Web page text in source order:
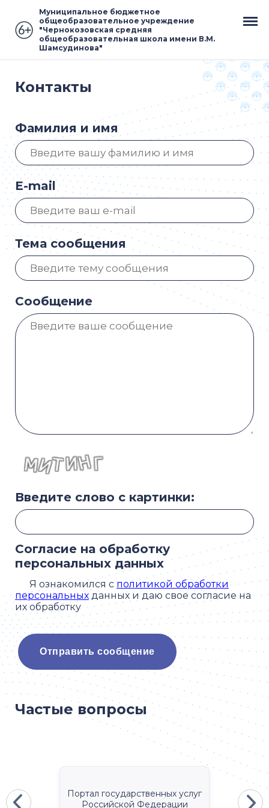
Муниципальное бюджетное
общеобразовательное учреждение
"Чернокозовская средняя
общеобразовательная школа имени В.М.
Шамсудинова"
Контакты
Фамилия и имя
E-mail
Тема сообщения
Сообщение
Введите слово с картинки:
Согласие на обработку
персональных данных
Я ознакомился с политикой обработки
персональных данных и даю свое согласие на
их обработку
Частые вопросы
Портал государственных услуг
Российской Федерации